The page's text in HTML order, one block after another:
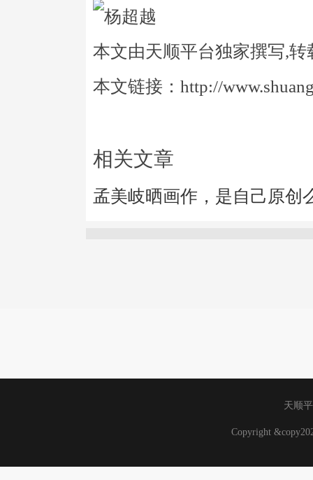
本文由天顺平台独家撰写,转
本文链接：http://
相关文章
孟美岐晒画作，是自己原创
天顺
Copyright